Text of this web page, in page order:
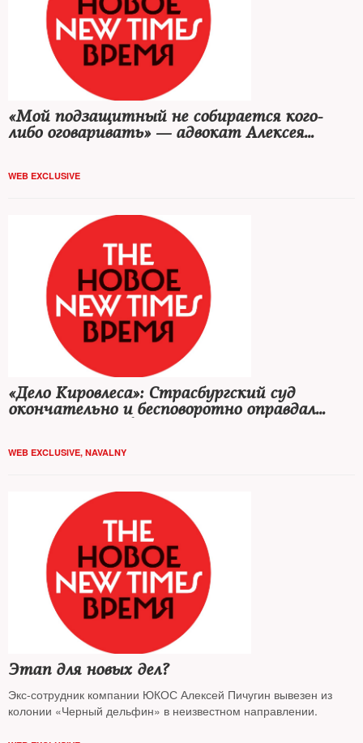
«Мой подзащитный не собирается кого-
либо оговаривать» — адвокат Алексея
WEB EXCLUSIVE
«Дело Кировлеса»: Страсбургский суд
окончательно и бесповоротно оправдал
WEB EXCLUSIVE, NAVALNY
Этап для новых дел?
Экс-сотрудник компании ЮКОС Алексей Пичугин вывезен из
колонии «Черный дельфин» в неизвестном направлении.